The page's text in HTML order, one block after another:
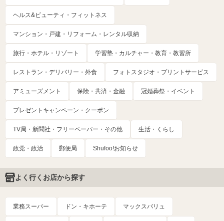
ヘルス&ビューティ・フィットネス
マンション・戸建・リフォーム・レンタル収納
旅行・ホテル・リゾート 学習塾・カルチャー・教育・教習所
レストラン・デリバリー・外食 フォトスタジオ・プリントサービス
アミューズメント 保険・共済・金融 冠婚葬祭・イベント
プレゼントキャンペーン・クーポン
TV局・新聞社・フリーペーパー・その他 生活・くらし
政党・政治 郵便局 Shufoo!お知らせ
よく行くお店から探す
業務スーパー ドン・キホーテ マックスバリュ